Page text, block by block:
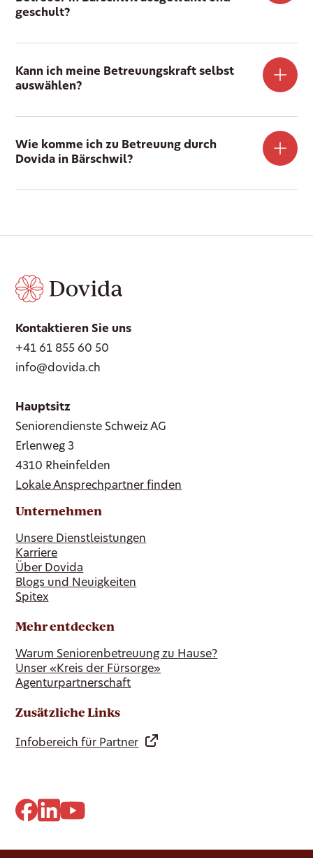
geschult?
Kann ich meine Betreuungskraft selbst
auswählen?
Wie komme ich zu Betreuung durch
Dovida in Bärschwil?
Kontaktieren Sie uns
+41 61 855 60 50
info@dovida.ch
Hauptsitz
Seniorendienste Schweiz AG
Erlenweg 3
4310 Rheinfelden
Lokale Ansprechpartner finden
Unternehmen
Unsere Dienstleistungen
Karriere
Über Dovida
Blogs und Neuigkeiten
Spitex
Mehr entdecken
Warum Seniorenbetreuung zu Hause?
Unser «Kreis der Fürsorge»
Agenturpartnerschaft
Zusätzliche Links
Infobereich für Partner